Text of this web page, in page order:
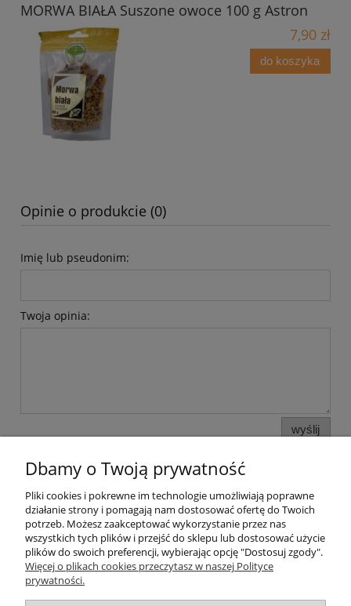
MORWA BIAŁA Suszone owoce 100 g Astron
7,90 zł
do koszyka
Opinie o produkcie (0)
Imię lub pseudonim:
Twoja opinia:
wyślij
Pomoc
Moje konto
Dbamy o Twoją prywatność
Pliki cookies i pokrewne im technologie umożliwiają poprawne
działanie strony i pomagają nam dostosować ofertę do Twoich
potrzeb. Możesz zaakceptować wykorzystanie przez nas
wszystkich tych plików i przejść do sklepu lub dostosować użycie
plików do swoich preferencji, wybierając opcję "Dostosuj zgody".
Więcej o plikach cookies przeczytasz w naszej Polityce
prywatności.